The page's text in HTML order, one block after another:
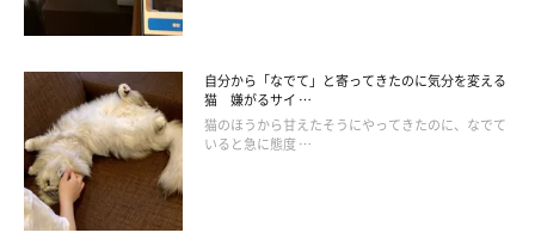
もあります。
室温は適温でもトイレまわりの床が冷たいために、猫がトイレに
行くのを億劫に感じている可能性も。トイレ付近の床の上にマッ
トを敷く、暖かい場所にトイレを追加するなど、猫がトイレに行
きやすくなる工夫をしてみるといいでしょう。
自分から「なでて」と寄ってきたのに気分を変える
猫 嫌がるサイ …
猫のほうから甘えたそうにやってきたのに、なでて
いると急に態度 …